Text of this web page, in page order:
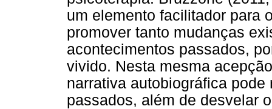
um elemento facilitador para
promover tanto mudanças
acontecimentos passados,
vivido. Nesta mesma
narrativa autobiográfica
passados, além de desvelar